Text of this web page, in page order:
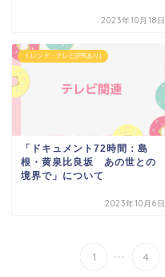
2023年10月18日
トレンド・テレビ(PRあり)
「ドキュメント72時間：島
根・黄泉比良坂 あの世との
境界で」について
2023年10月6日
1 ... 4